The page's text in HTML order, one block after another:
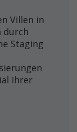
Villen in
durch
Staging
Ihrer